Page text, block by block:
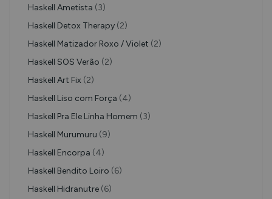
Haskell Ametista (3)
Haskell Detox Therapy (2)
Haskell Matizador Roxo / Violet (2)
Haskell SOS Verão (2)
Haskell Art Fix (2)
Haskell Liso com Força (4)
Haskell Pra Ele Linha Homem (3)
Haskell Murumuru (9)
Haskell Encorpa (4)
Haskell Bendito Loiro (6)
Haskell Hidranutre (6)